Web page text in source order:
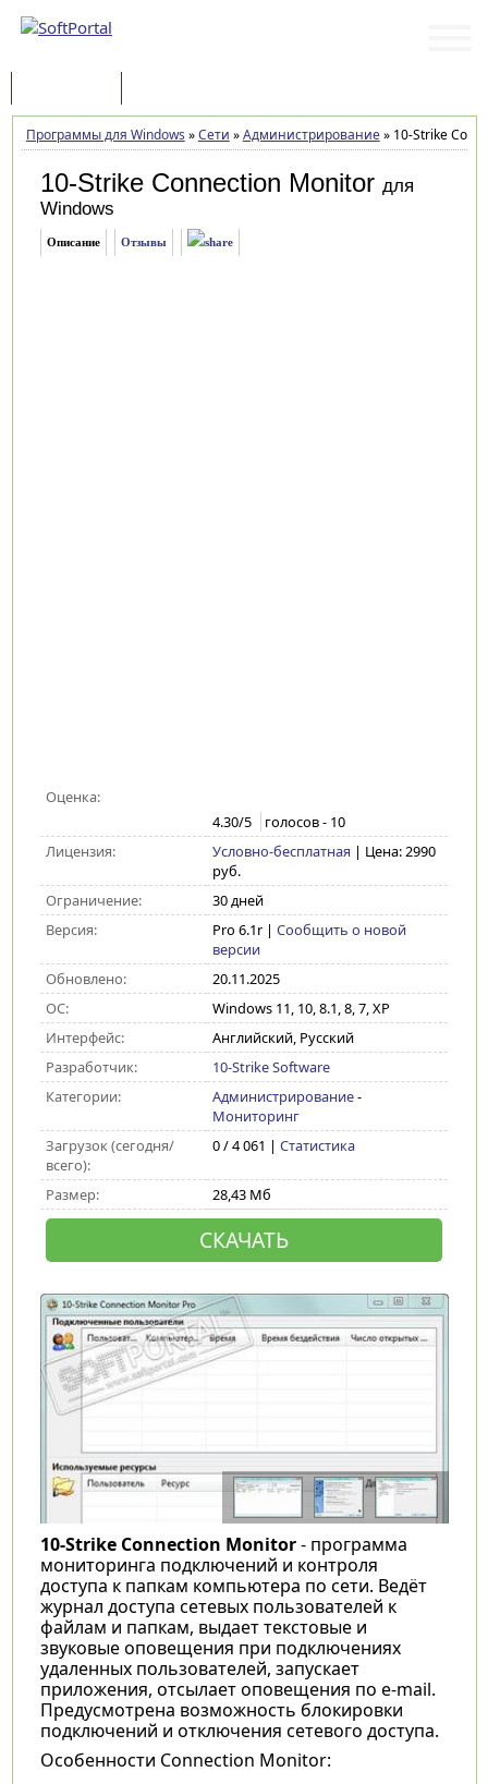
Программы для Windows »Сети »Администрирование»10-Strike
10-Strike Connection Monitor для
Windows
Описание Отзывы
Оценка:
4.30/5 голосов - 10
Лицензия:
Условно-бесплатная | Цена: 2990
руб.
Ограничение:
30 дней
Версия:
Pro 6.1r| Сообщить о новой
версии
Обновлено:
20.11.2025
ОС:
Windows 11, 10, 8.1, 8, 7, XP
Интерфейс:
Английский, Русский
Разработчик:
10-Strike Software
Категории:
Администрирование-
Мониторинг
Загрузок (сегодня/
всего):
0 / 4 061 | Статистика
Размер: 28,43 Мб
СКАЧАТЬ
10-Strike Connection Monitor- программа
мониторинга подключений и контроля
доступа к папкам компьютера по сети. Ведёт
журнал доступа сетевых пользователей к
файлам и папкам, выдает текстовые и
звуковые оповещения при подключениях
удаленных пользователей, запускает
приложения, отсылает оповещения по e-mail.
Предусмотрена возможность блокировки
подключений и отключения сетевого доступа.
Особенности Connection Monitor: